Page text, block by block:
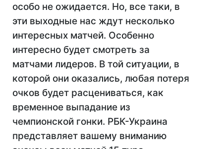
особо не ожидается. Но, все таки, в
эти выходные нас ждут несколько
интересных матчей. Особенно
интересно будет смотреть за
матчами лидеров. В той ситуации, в
которой они оказались, любая потеря
очков будет расцениваться, как
временное выпадание из
чемпионской гонки. РБК-Украина
представляет вашему вниманию